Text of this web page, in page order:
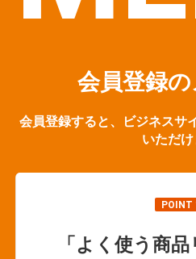
会員登録
会員登録すると、ビジネスサ
いただ
POINT
「よく使う商